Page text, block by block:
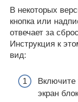
В некоторых
кнопка или
отвечает за
Инструкция к
вид:
Включите
экран